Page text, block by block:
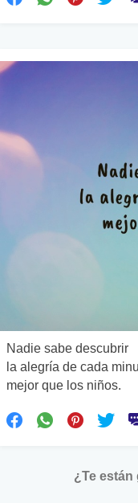
Nadie sabe descubrir
la alegría de cada
mejor que los niños.
¿Te